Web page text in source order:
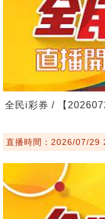
全民i彩券 / 【
直播時間：2026/07/29